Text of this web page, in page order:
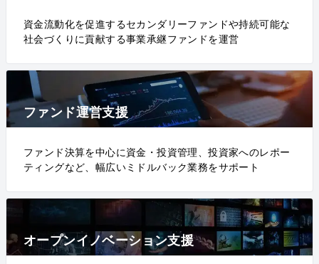
資金流動化を促進するセカンダリーファンドや持続可能な
社会づくりに貢献する事業承継ファンドを運営
ファンド運営支援
ファンド決算を中心に資金・投資管理、投資家へのレポー
ティングなど、幅広いミドルバック業務をサポート
オープンイノベーション支援